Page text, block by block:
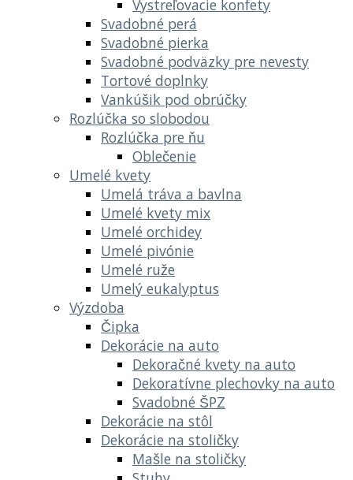
Vystreľovacie konfety
Svadobné perá
Svadobné pierka
Svadobné podväzky pre nevesty
Tortové doplnky
Vankúšik pod obrúčky
Rozlúčka so slobodou
Rozlúčka pre ňu
Oblečenie
Umelé kvety
Umelá tráva a bavlna
Umelé kvety mix
Umelé orchidey
Umelé pivónie
Umelé ruže
Umelý eukalyptus
Výzdoba
Čipka
Dekorácie na auto
Dekoračné kvety na auto
Dekoratívne plechovky na auto
Svadobné ŠPZ
Dekorácie na stôl
Dekorácie na stoličky
Mašle na stoličky